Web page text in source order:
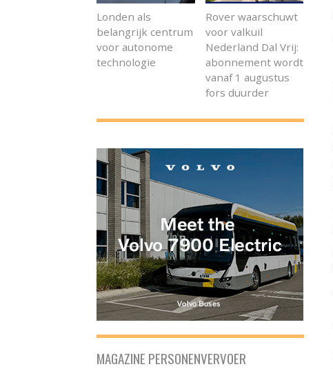
Londen als
belangrijk centrum
voor autonome
technologie
Rover waarschuwt
voor valkuil
Nederland Dal Vrij:
abonnement wordt
vanaf 1 augustus
fors duurder
MAGAZINE PERSONENVERVOER